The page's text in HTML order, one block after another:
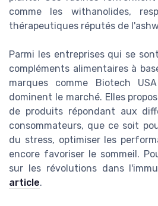
comme les withanolides,
thérapeutiques réputés de
Parmi les entreprises qui se
compléments alimentaires à
marques comme Biotech
dominent le marché. Elles
de produits répondant aux
consommateurs, que ce soit
du stress, optimiser les
encore favoriser le sommeil.
sur les révolutions dans
article.